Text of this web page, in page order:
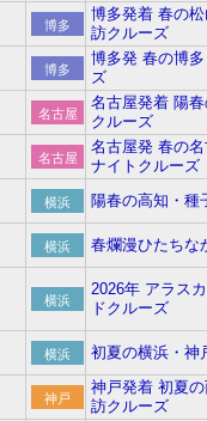
博多
博多発着 春の
訪クルーズ
博多
博多発 春の博
ズ
名古屋
名古屋発着 陽
クルーズ
名古屋
名古屋発 春の
ナイトクルーズ
横浜 陽春の高知・種
横浜 春爛漫ひたちな
横浜
2026年 アラス
ドクルーズ
横浜 初夏の横浜・神
神戸
神戸発着 初夏
訪クルーズ